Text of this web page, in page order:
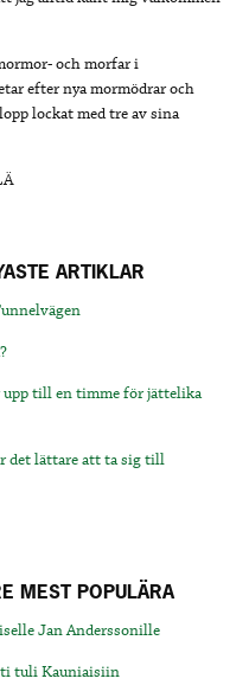
och morfar i
efter nya mormödrar och
lockat med tre av sina
ARTIKLAR
upp till en timme för jättelika
det lättare att ta sig till
MEST POPULÄRA
Jan Anderssonille
tuli Kauniaisiin